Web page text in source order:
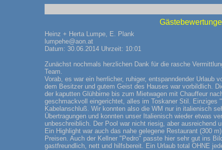
Heinz + Herta Lumpe, E. Plank
lumpehe@aon.at
Datum: 30.06.2014 Uhrzeit: 10:01
Zunächst nochmals herzlichen Dank für die rasche
Team.
Vorab, es war ein herrlicher, ruhiger, entspanndender Urlaub
dem Besitzer und gutem Geist des Hauses war vorbildlich.
der kaputten Glühbirne bis zum Mietwagen mit Chauffeur
geschmackvoll eingerichtet, alles im Toskaner Stil. Einziges
Kabelanschluß. Wir konnten also die WM nur in italienisch
Übertragungen und konnten unser Italienisch wieder etwas
unbeschreiblich. Der Pool war nicht riesig, aber ausreichend
Ein Highlight war auch das nahe gelegene Restaurant (300
Preisen. Auch der Kellner "Pedro" passte hier sehr gut ins
gastfreundlich, nett und hilfsbereit. Ein Urlaub total OHNE